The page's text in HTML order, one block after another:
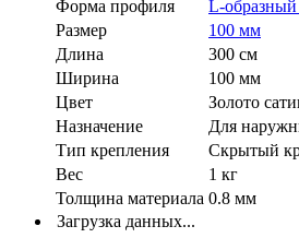
Форма профиля
L-
Размер
100 мм
Длина
300 см
Ширина
100 мм
Цвет
Золото
Назначение
Для
Тип крепления
Скрытый
Вес
1 кг
Толщина материала 0.8 мм
Загрузка данных...